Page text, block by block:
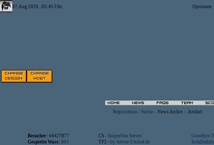
07.Aug.2026 , 03:45 Uhr Optionen:
Registration - Suche - News Archiv - Artikel
Besucher: 44427877 CS - SniperWar Server Goodbye
Gespielte Wars: 803 TF2 - by Server-United.de